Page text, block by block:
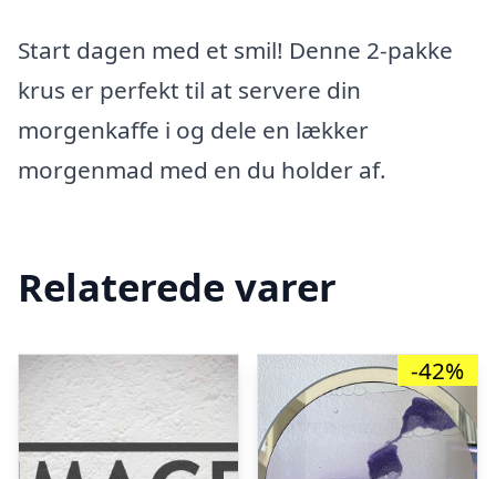
Start dagen med et smil! Denne 2-pakke
krus er perfekt til at servere din
morgenkaffe i og dele en lækker
morgenmad med en du holder af.
Relaterede varer
-42%